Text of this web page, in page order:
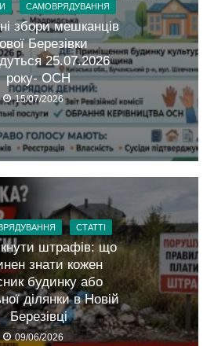
САМОВРЯДУВАННЯ
збори мешканців
Березівки
25.07.2026
року- ОСН
15/07/2026
СТАТТІ
штрафів: що
знати кожен
будинку або
ділянки в Новій
Березівці
09/06/2026